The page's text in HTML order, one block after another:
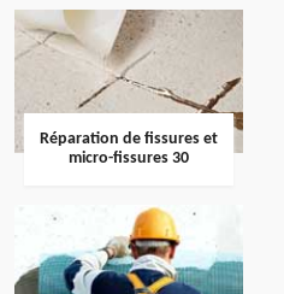
Réparation de fissures et
micro-fissures 30